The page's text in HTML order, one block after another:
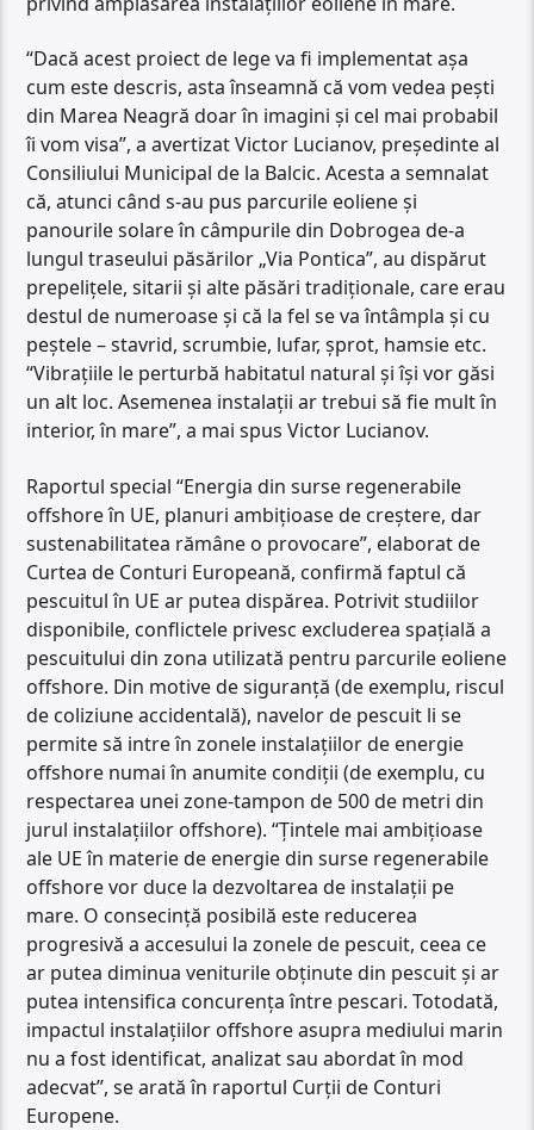
“Dacă acest proiect de lege va fi implementat așa
cum este descris, asta înseamnă că vom vedea pești
din Marea Neagră doar în imagini și cel mai probabil
îi vom visa”, a avertizat Victor Lucianov, președinte al
Consiliului Municipal de la Balcic. Acesta a semnalat
că, atunci când s-au pus parcurile eoliene și
panourile solare în câmpurile din Dobrogea de-a
lungul traseului păsărilor „Via Pontica”, au dispărut
prepelițele, sitarii și alte păsări tradiționale, care erau
destul de numeroase și că la fel se va întâmpla și cu
peștele – stavrid, scrumbie, lufar, șprot, hamsie etc.
“Vibrațiile le perturbă habitatul natural și își vor găsi
un alt loc. Asemenea instalații ar trebui să fie mult în
interior, în mare”, a mai spus Victor Lucianov.
Raportul special “Energia din surse regenerabile
offshore în UE, planuri ambițioase de creștere, dar
sustenabilitatea rămâne o provocare”, elaborat de
Curtea de Conturi Europeană, confirmă faptul că
pescuitul în UE ar putea dispărea. Potrivit studiilor
disponibile, conflictele privesc excluderea spațială a
pescuitului din zona utilizată pentru parcurile eoliene
offshore. Din motive de siguranță (de exemplu, riscul
de coliziune accidentală), navelor de pescuit li se
permite să intre în zonele instalațiilor de energie
offshore numai în anumite condiții (de exemplu, cu
respectarea unei zone-tampon de 500 de metri din
jurul instalațiilor offshore). “Țintele mai ambițioase
ale UE în materie de energie din surse regenerabile
offshore vor duce la dezvoltarea de instalații pe
mare. O consecință posibilă este reducerea
progresivă a accesului la zonele de pescuit, ceea ce
ar putea diminua veniturile obținute din pescuit și ar
putea intensifica concurența între pescari. Totodată,
impactul instalațiilor offshore asupra mediului marin
nu a fost identificat, analizat sau abordat în mod
adecvat”, se arată în raportul Curții de Conturi
Europene.